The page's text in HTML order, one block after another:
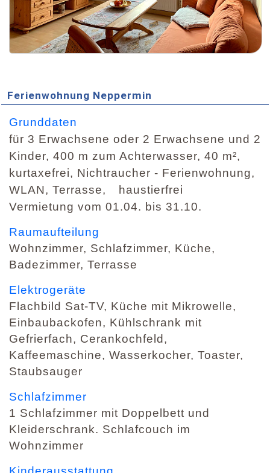
Ferienwohnung Neppermin
Grunddaten
für 3 Erwachsene oder 2 Erwachsene und 2
Kinder, 400 m zum Achterwasser, 40 m²,
kurtaxefrei, Nichtraucher - Ferienwohnung,
WLAN, Terrasse,
haustierfrei
Vermietung vom 01.04. bis 31.10.
Raumaufteilung
Wohnzimmer, Schlafzimmer, Küche,
Badezimmer, Terrasse
Elektrogeräte
Flachbild Sat-TV, Küche mit Mikrowelle,
Einbaubackofen, Kühlschrank mit
Gefrierfach, Cerankochfeld,
Kaffeemaschine, Wasserkocher, Toaster,
Staubsauger
Schlafzimmer
1 Schlafzimmer mit Doppelbett und
Kleiderschrank. Schlafcouch im
Wohnzimmer